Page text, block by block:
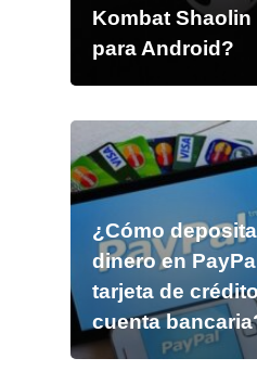
Kombat Shaolin
para Android?
¿Cómo
dinero en
tarjeta de
cuenta